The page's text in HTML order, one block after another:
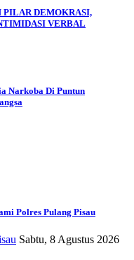
PILAR DEMOKRASI,
VERBAL
Narkoba Di Puntun
Polres Pulang Pisau
Sabtu, 8 Agustus 2026